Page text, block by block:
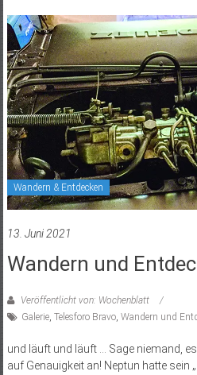
Wandern & Entdecken
13. Juni 2021
Wandern und
Veröffentlicht von: Wochenblatt
Galerie, Telesforo Bravo, Wandern und
und läuft und läuft … Sage niemand,
auf Genauigkeit an! Neptun hatte sein